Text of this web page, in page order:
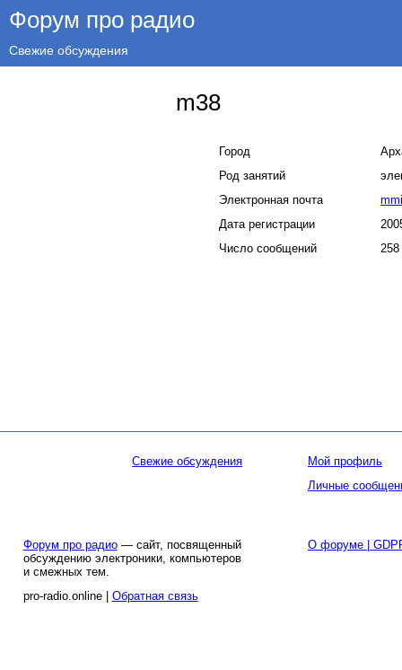
Форум про радио
Свежие обсуждения
m38
Город
Род занятий
Электронная почта
Дата регистрации
Число сообщений
258
Свежие обсуждения
Мой профиль
Личные
Форум про радио— сайт, посвященный
обсуждению электроники, компьютеров
и смежных тем.
pro-radio.online | Обратная связь
О форуме |